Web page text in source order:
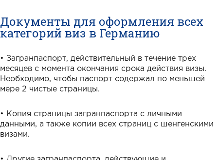
Документы для оформления всех
категорий виз в Германию
• Загранпаспорт, действительный в течение трех
месяцев с момента окончания срока действия визы.
Необходимо, чтобы паспорт содержал по меньшей
мере 2 чистые страницы.
• Копия страницы загранпаспорта с личными
данными, а также копии всех страниц с шенгенскими
визами.